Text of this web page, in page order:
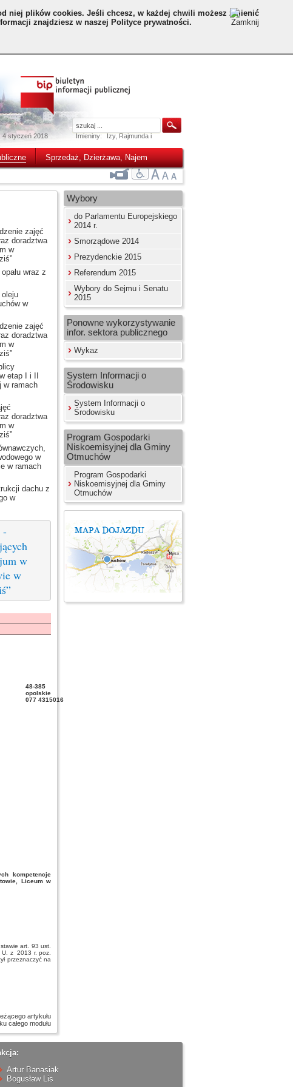
niej plików cookies. Jeśli chcesz, w każdej chwili możesz zmienić
znajdziesz w naszej Polityce prywatności.
4 styczeń 2018 Imieniny:
Izy, Rajmunda i
Sprzedaż, Dzierżawa, Najem
zajęć
doradztwa
w
wraz z
w
zajęć
doradztwa
w
etap I i II
w ramach
doradztwa
w
w
w ramach
dachu z
w
-
w
w
48-385
opolskie
077 4315016
kompetencje
Liceum w
art. 93 ust.
U. z 2013 r. poz.
przeznaczyć na
artykułu
całego modułu
Wybory
do Parlamentu Europejskiego
2014 r.
Smorządowe 2014
Prezydenckie 2015
Referendum 2015
Wybory do Sejmu i Senatu
2015
Ponowne wykorzystywanie
infor. sektora publicznego
Wykaz
System Informacji o
Środowisku
System Informacji o
Środowisku
Program Gospodarki
Niskoemisyjnej dla Gminy
Otmuchów
Program Gospodarki
Niskoemisyjnej dla Gminy
Otmuchów
Artur Banasiak
Bogusław Lis